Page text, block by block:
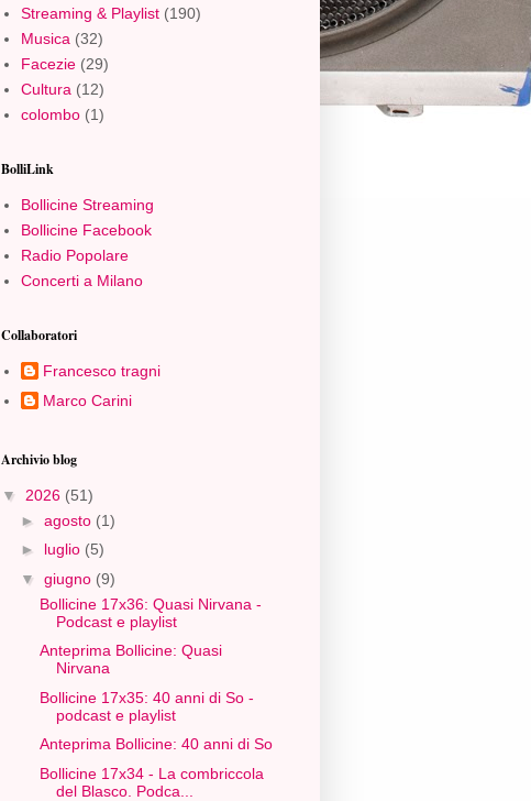
Streaming & Playlist (190)
Musica (32)
Facezie (29)
Cultura (12)
colombo (1)
BolliLink
Bollicine Streaming
Bollicine Facebook
Radio Popolare
Concerti a Milano
Collaboratori
Francesco tragni
Marco Carini
Archivio blog
▼ 2026 (51)
► agosto (1)
► luglio (5)
▼ giugno (9)
Bollicine 17x36: Quasi Nirvana -
Podcast e playlist
Anteprima Bollicine: Quasi
Nirvana
Bollicine 17x35: 40 anni di So -
podcast e playlist
Anteprima Bollicine: 40 anni di So
Bollicine 17x34 - La combriccola
del Blasco. Podca...